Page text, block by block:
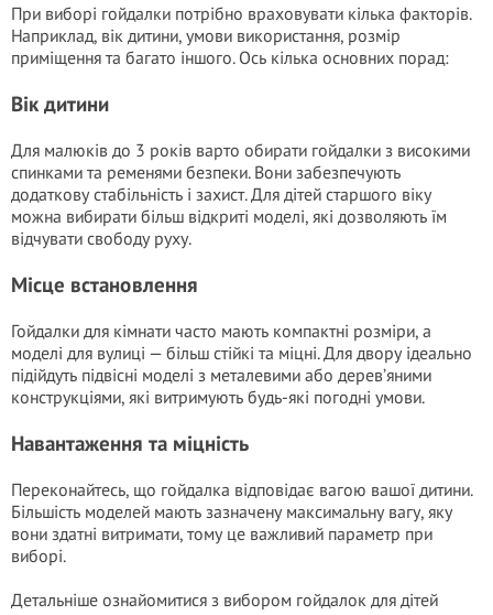
При виборі гойдалки потрібно враховувати кілька факторів.
Наприклад, вік дитини, умови використання, розмір
приміщення та багато іншого. Ось кілька основних порад:
Вік дитини
Для малюків до 3 років варто обирати гойдалки з високими
спинками та ременями безпеки. Вони забезпечують
додаткову стабільність і захист. Для дітей старшого віку
можна вибирати більш відкриті моделі, які дозволяють їм
відчувати свободу руху.
Місце встановлення
Гойдалки для кімнати часто мають компактні розміри, а
моделі для вулиці — більш стійкі та міцні. Для двору ідеально
підійдуть підвісні моделі з металевими або дерев’яними
конструкціями, які витримують будь-які погодні умови.
Навантаження та міцність
Переконайтесь, що гойдалка відповідає вагою вашої дитини.
Більшість моделей мають зазначену максимальну вагу, яку
вони здатні витримати, тому це важливий параметр при
виборі.
Детальніше ознайомитися з вибором гойдалок для дітей